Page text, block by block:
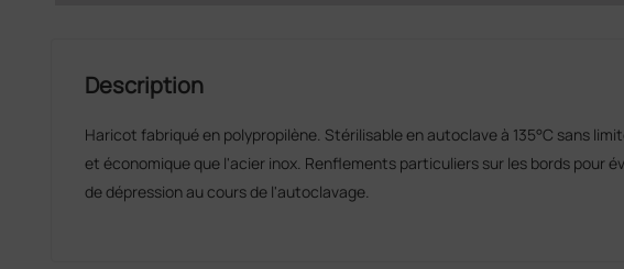
Description
Haricot fabriqué en polypropilène. Stérilisable en autoclave à 135°C sans
et économique que l'acier inox. Renflements particuliers sur les bords pour
de dépression au cours de l'autoclavage.